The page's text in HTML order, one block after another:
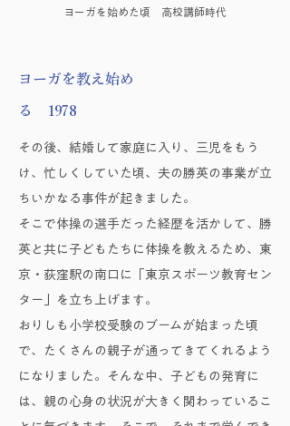
ヨーガを始めた頃 高校講師時代
ヨーガを教え始め
る 1978
その後、結婚して家庭に入り、三児をもう
け、忙しくしていた頃、夫の勝英の事業が立
ちいかなる事件が起きました。
そこで体操の選手だった経歴を活かして、勝
英と共に子どもたちに体操を教えるため、東
京・荻窪駅の南口に「東京スポーツ教育セン
ター」を立ち上げます。
おりしも小学校受験のブームが始まった頃
で、たくさんの親子が通ってきてくれるよう
になりました。そんな中、子どもの発育に
は、親の心身の状況が大きく関わっているこ